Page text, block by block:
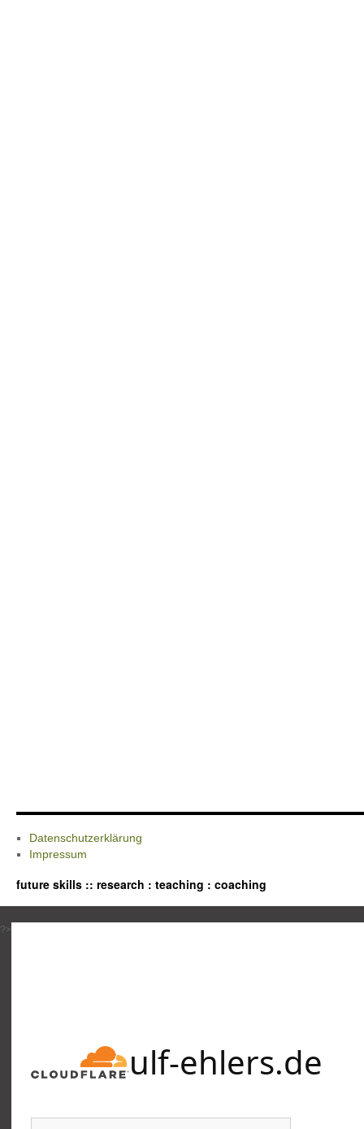
Datenschutzerklärung
Impressum
future skills :: research : teaching : coaching
?>